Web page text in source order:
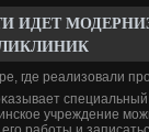
ИДЕТ
где реализовали
учреждение